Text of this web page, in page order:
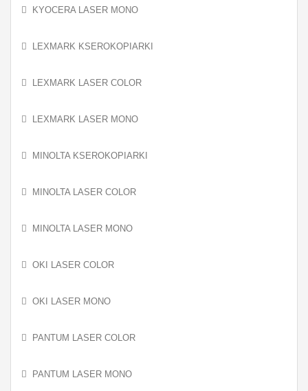
KYOCERA LASER MONO
LEXMARK KSEROKOPIARKI
LEXMARK LASER COLOR
LEXMARK LASER MONO
MINOLTA KSEROKOPIARKI
MINOLTA LASER COLOR
MINOLTA LASER MONO
OKI LASER COLOR
OKI LASER MONO
PANTUM LASER COLOR
PANTUM LASER MONO